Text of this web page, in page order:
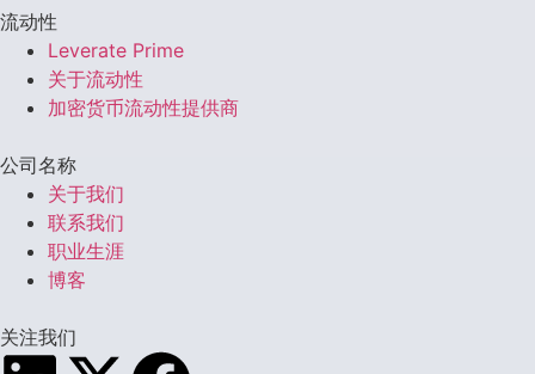
流动性
Leverate Prime
关于流动性
加密货币流动性提供商
公司名称
关于我们
联系我们
职业生涯
博客
关注我们